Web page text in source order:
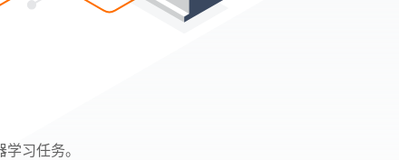
习任务。